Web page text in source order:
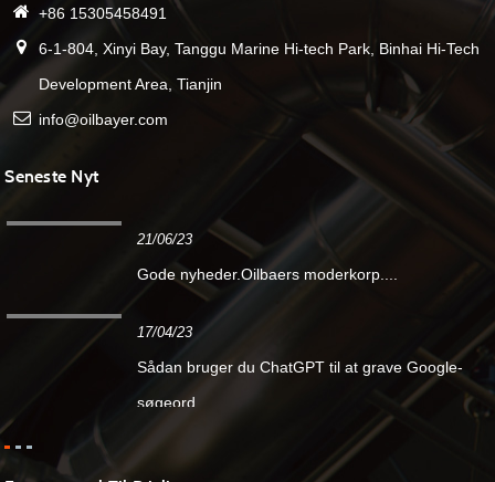
+86 15305458491
6-1-804, Xinyi Bay, Tanggu Marine Hi-tech Park, Binhai Hi-Tech
Development Area, Tianjin
info@oilbayer.com
Seneste Nyt
21/06/23
Gode ​​nyheder.Oilbaers moderkorp....
17/04/23
Sådan bruger du ChatGPT til at grave Google-
søgeord...